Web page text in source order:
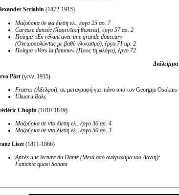
Scriabin (1872-1915)
Μαζούρκα σε φα δίεση ελ., έργο 25 αρ. 7
Caresse dansée (Χορευτική θωπεία), έργο 57αρ . 2
Ποίημα «En rêvant avec une grande douceur»
(Ονειροπολώντας με βαθύ γλυκασμό) έργο 71 αρ. 2
Ποίημα «Vers la flamme» (Προς τη φλόγα), έργο 72
Διάλειμμα
Pärt (γενν. 1935)
Fratres (Αδελφοί), σε μεταγραφή για πιάνο από τον Georgijs Osokins
Ukuaru Βαλς
Chopin (1810-1849)
Μαζούρκα σε ντο δίεση ελ., έργο 30 αρ. 4
Μαζούρκα σε ντο δίεση ελ., έργο 50 αρ. 3
Liszt (1811-1866)
Après une lecture du Dante (Μετά από ανάγνωσμα του Δάντη):
Fantasia quasi Sonata